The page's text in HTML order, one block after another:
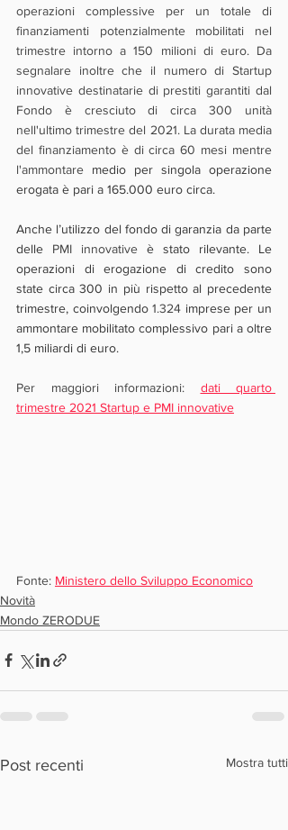
operazioni complessive per un totale di
finanziamenti potenzialmente mobilitati nel
trimestre intorno a 150 milioni di euro. Da
segnalare inoltre che il numero di Startup
innovative destinatarie di prestiti garantiti dal
Fondo è cresciuto di circa 300 unità
nell'ultimo trimestre del 2021. La durata media
del finanziamento è di circa 60 mesi mentre
l'ammontare medio per singola operazione
erogata è pari a 165.000 euro circa.
Anche l’utilizzo del fondo di garanzia da parte
delle
PMI innovative è stato rilevante. Le
operazioni di erogazione di credito sono
state circa 300 in più rispetto al precedente
trimestre, coinvolgendo 1.324 imprese per un
ammontare mobilitato complessivo pari a oltre
1,5 miliardi di euro.
Per maggiori informazioni: dati quarto
trimestre 2021 Startup e PMI innovative
Fonte: Ministero dello Sviluppo Economico
Novità
Mondo ZERODUE
Post recenti Mostra tutti